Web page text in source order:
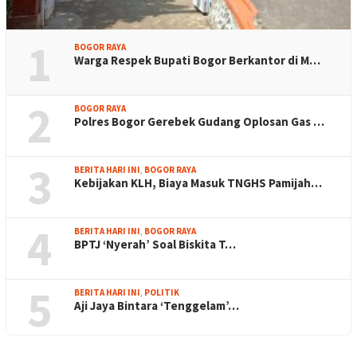
1 BOGOR RAYA
Warga Respek Bupati Bogor Berkantor di M…
2 BOGOR RAYA
Polres Bogor Gerebek Gudang Oplosan Gas …
3 BERITA HARI INI, BOGOR RAYA
Kebijakan KLH, Biaya Masuk TNGHS Pamijah…
4 BERITA HARI INI, BOGOR RAYA
BPTJ ‘Nyerah’ Soal Biskita T…
5 BERITA HARI INI, POLITIK
Aji Jaya Bintara ‘Tenggelam’…